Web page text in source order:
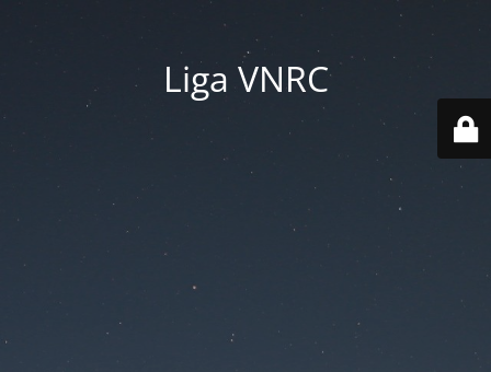
Liga VNRC